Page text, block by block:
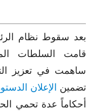
بعد سقوط نظام
قامت السلطات
ساهمت في تعزيز
تضمين الإعلان
أحكاماً عدة تحمي